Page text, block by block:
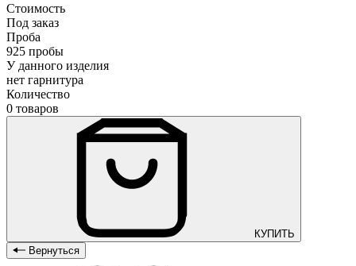
Стоимость
Под заказ
Проба
925 пробы
У данного изделия
нет гарнитура
Количество
0 товаров
КУПИТЬ
Вернуться